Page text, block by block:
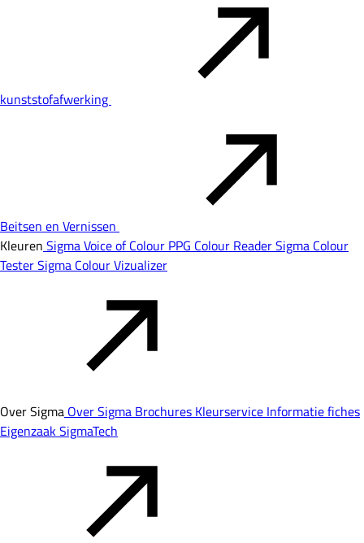
kunststofafwerking
Beitsen en Vernissen
Kleuren Sigma Voice of Colour PPG Colour ReaderSigma Colour
TesterSigma Colour Vizualizer
Over Sigma Over Sigma Brochures Kleurservice Informatie fiches
EigenzaakSigmaTech